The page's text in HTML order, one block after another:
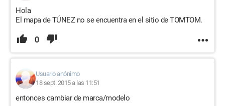
Hola
El mapa de TÚNEZ no se encuentra en el sitio de TOMTOM.
0
Usuario anónimo
18 sept. 2015 a las 11:51
entonces cambiar de marca/modelo